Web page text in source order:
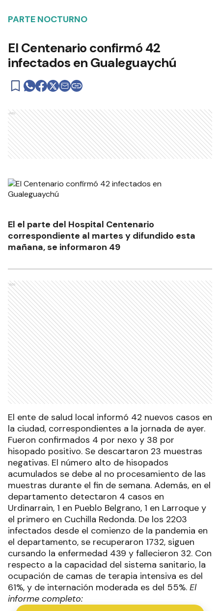
PARTE NOCTURNO
El Centenario confirmó 42
infectados en Gualeguaychú
Ads
El el parte del Hospital Centenario
correspondiente al martes y difundido esta
mañana, se informaron 49
Ads
El ente de salud local informó 42 nuevos casos en
la ciudad, correspondientes a la jornada de ayer.
Fueron confirmados 4 por nexo y 38 por
hisopado positivo. Se descartaron 23 muestras
negativas. El número alto de hisopados
acumulados se debe al no procesamiento de las
muestras durante el fin de semana. Además, en el
departamento detectaron 4 casos en
Urdinarrain, 1 en Pueblo Belgrano, 1 en Larroque y
el primero en Cuchilla Redonda. De los 2203
infectados desde el comienzo de la pandemia en
el departamento, se recuperaron 1732, siguen
cursando la enfermedad 439 y fallecieron 32. Con
respecto a la capacidad del sistema sanitario, la
ocupación de camas de terapia intensiva es del
61%, y de internación moderada es del 55%. El
informe completo: